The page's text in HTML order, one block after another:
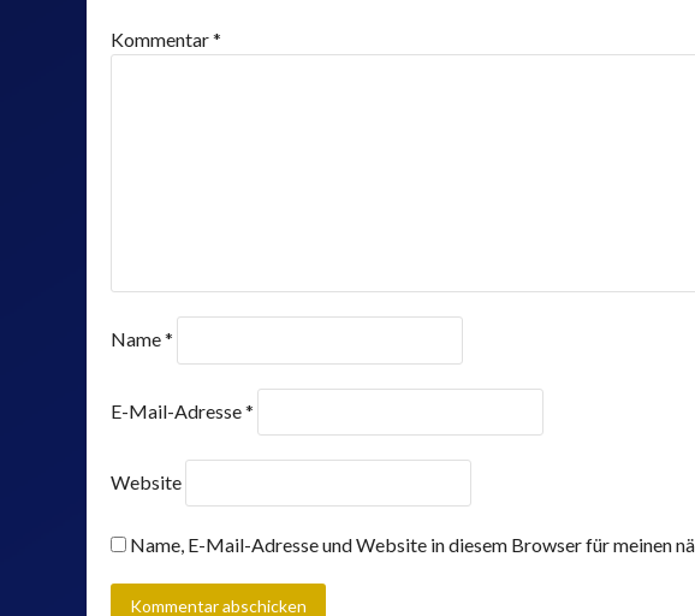
Kommentar*
Name*
E-Mail-Adresse*
Website
Name, E-Mail-Adresse und Website in diesem Browser für meinen